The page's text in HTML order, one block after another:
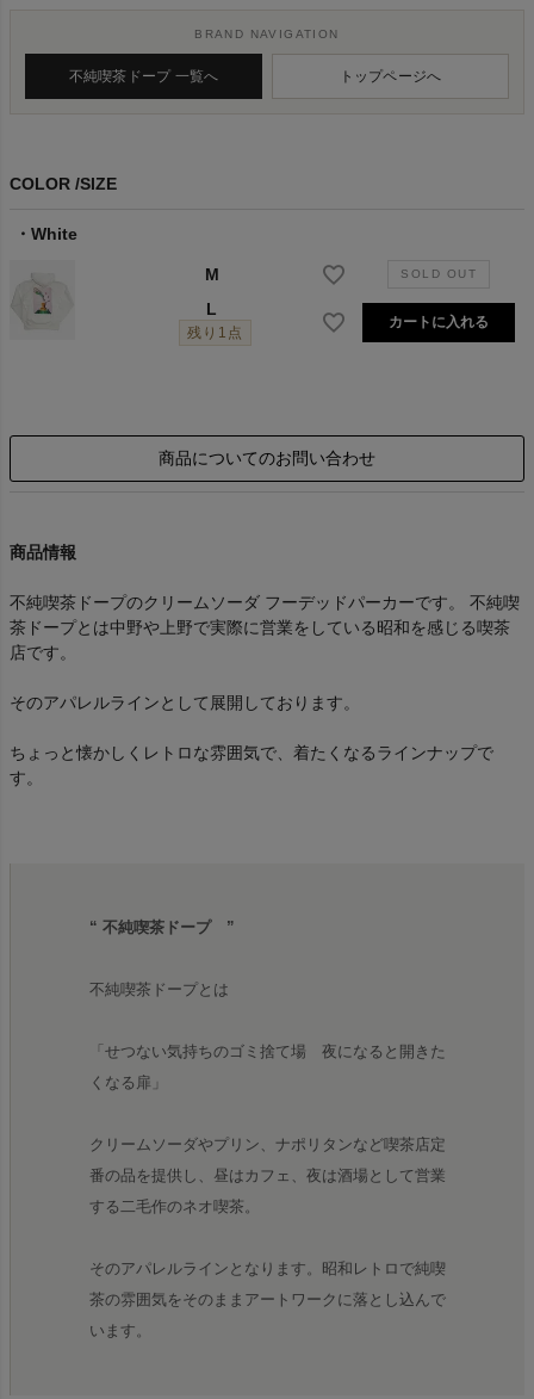
BRAND NAVIGATION
不純喫茶ドープ 一覧へ トップページへ
COLOR SIZE
White
M
L
残り1点
カートに入れる
商品についてのお問い合わせ
商品情報
不純喫茶ドープのクリームソーダ フーデッドパーカーです。 不純喫
茶ドープとは中野や上野で実際に営業をしている昭和を感じる喫茶
店です。
そのアパレルラインとして展開しております。
ちょっと懐かしくレトロな雰囲気で、着たくなるラインナップで
す。
“ 不純喫茶ドープ ”
不純喫茶ドープとは
「せつない気持ちのゴミ捨て場 夜になると開きた
くなる扉」
クリームソーダやプリン、ナポリタンなど喫茶店定
番の品を提供し、昼はカフェ、夜は酒場として営業
する二毛作のネオ喫茶。
そのアパレルラインとなります。昭和レトロで純喫
茶の雰囲気をそのままアートワークに落とし込んで
います。